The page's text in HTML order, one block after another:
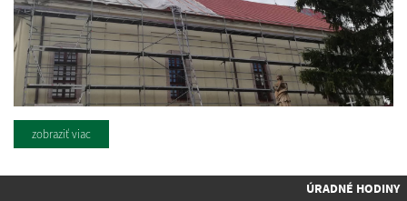
zobraziť viac
ÚRADNÉ HODINY